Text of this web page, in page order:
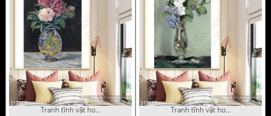
Tranh tĩnh vật hoa quả sơn dầu nghệ thuật
Tranh tĩnh vật hoa quả sơn dầu trang trí tường